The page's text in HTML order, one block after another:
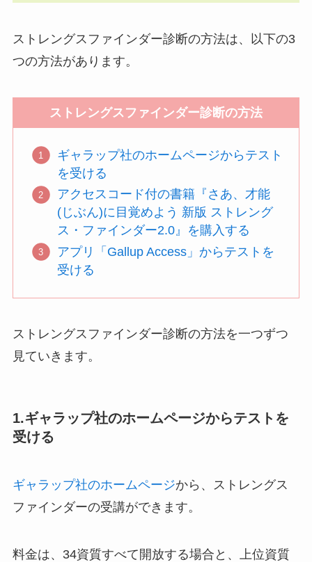
ストレングスファインダー診断の方法は、以下の3
つの方法があります。
ストレングスファインダー診断の方法
ギャラップ社のホームページからテスト
を受ける
アクセスコード付の書籍『さあ、才能
(じぶん)に目覚めよう 新版 ストレング
ス・ファインダー2.0』を購入する
アプリ「Gallup Access」からテストを
受ける
ストレングスファインダー診断の方法を一つずつ
見ていきます。
1.ギャラップ社のホームページからテストを
受ける
ギャラップ社のホームページから、ストレングス
ファインダーの受講ができます。
料金は、34資質すべて開放する場合と、上位資質